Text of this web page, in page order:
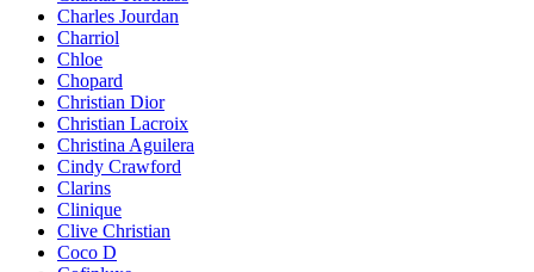
Charles Jourdan
Charriol
Chloe
Chopard
Christian Dior
Christian Lacroix
Christina Aguilera
Cindy Crawford
Clarins
Clinique
Clive Christian
Coco D